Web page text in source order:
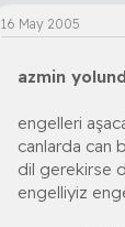
16 May 2005
azmin
engelleri
canlarda can
dil gerekirse
engelliyiz